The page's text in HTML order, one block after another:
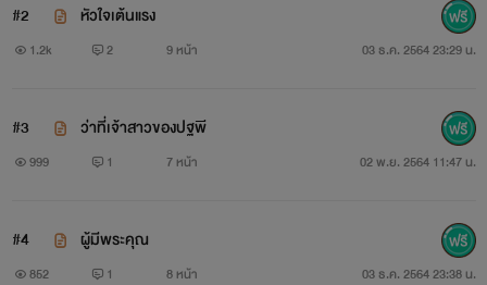
#2 หัวใจเต้นแรง
1.2k 2 9 หน้า 03 ธ.ค. 2564 23:29 น.
#3 ว่าที่เจ้าสาวของปฐพี
999 1 7 หน้า 02 พ.ย. 2564 11:47 น.
#4 ผู้มีพระคุณ
852 1 8 หน้า 03 ธ.ค. 2564 23:38 น.